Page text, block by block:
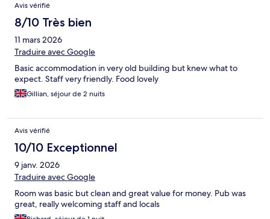
Avis vérifié
8/10 Très bien
11 mars 2026
Traduire avec Google
Basic accommodation in very old building but knew what to
expect. Staff very friendly. Food lovely
Gillian, séjour de 2 nuits
Avis vérifié
10/10 Exceptionnel
9 janv. 2026
Traduire avec Google
Room was basic but clean and great value for money. Pub was
great, really welcoming staff and locals